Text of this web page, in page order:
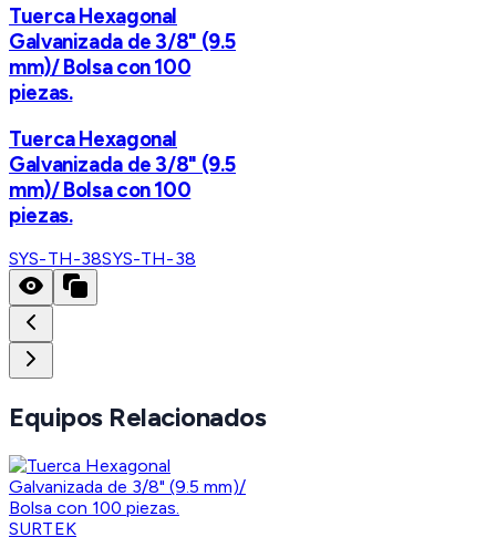
Tuerca Hexagonal
Galvanizada de 3/8" (9.5
mm)/ Bolsa con 100
piezas.
Tuerca Hexagonal
Galvanizada de 3/8" (9.5
mm)/ Bolsa con 100
piezas.
SYS-TH-38SYS-TH-38
Equipos Relacionados
SURTEK